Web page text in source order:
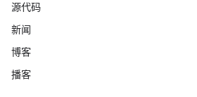
源代码
新闻
博客
播客